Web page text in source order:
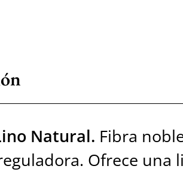
Natural. Fibra
Ofrece una